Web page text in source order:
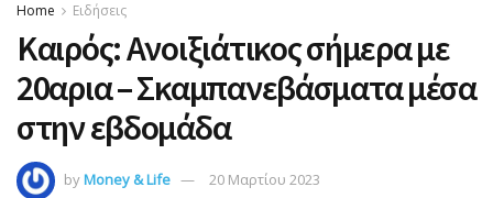
Home Ειδήσεις
Καιρός: Ανοιξιάτικος σήμερα με
20αρια – Σκαμπανεβάσματα μέσα
στην εβδομάδα
byMoney & Life 20 Μαρτίου 2023